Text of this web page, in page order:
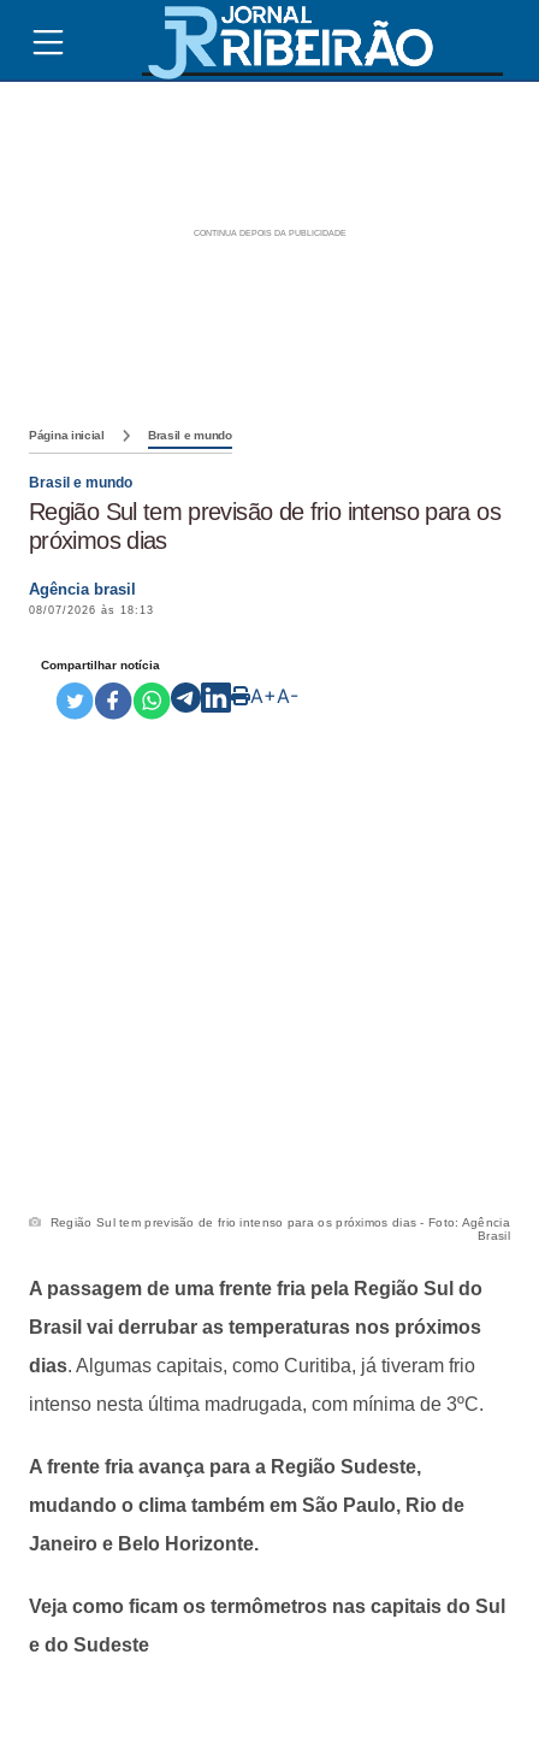
Página inicial Brasil e mundo
Brasil e mundo
Região Sul tem previsão de frio intenso para os
próximos dias
Agência brasil
08/07/2026 às 18:13
Compartilhar notícia
A+A-
Região Sul tem previsão de frio intenso para os próximos dias - Foto: Agência
Brasil
A passagem de uma frente fria pela Região Sul do
Brasil vai derrubar as temperaturas nos próximos
dias. Algumas capitais, como Curitiba, já tiveram frio
intenso nesta última madrugada, com mínima de 3ºC.
A frente fria avança para a Região Sudeste,
mudando o clima também em São Paulo, Rio de
Janeiro e Belo Horizonte.
Veja como ficam os termômetros nas capitais do Sul
e do Sudeste